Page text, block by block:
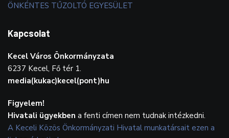
ÖNKÉNTES TŰZOLTÓ EGYESÜLET
Kapcsolat
Kecel Város Önkormányzata
6237 Kecel, Fő tér 1.
media(kukac)kecel(pont)hu
Figyelem!
Hivatali ügyekben a fenti címen nem tudnak intézkedni.
A Keceli Közös Önkormányzati Hivatal munkatársait ezen a